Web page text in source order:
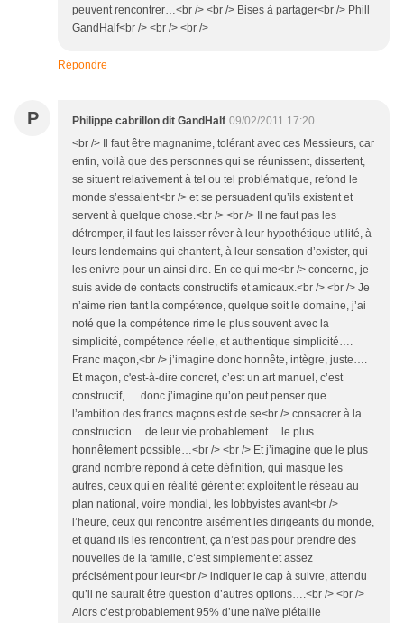
peuvent rencontrer…<br /> <br /> Bises à partager<br /> Phill
GandHalf<br /> <br /> <br />
Répondre
P Philippe cabrillon dit GandHalf 09/02/2011 17:20
<br /> Il faut être magnanime, tolérant avec ces Messieurs, car
enfin, voilà que des personnes qui se réunissent, dissertent,
se situent relativement à tel ou tel problématique, refond le
monde s’essaient<br /> et se persuadent qu’ils existent et
servent à quelque chose.<br /> <br /> Il ne faut pas les
détromper, il faut les laisser rêver à leur hypothétique utilité, à
leurs lendemains qui chantent, à leur sensation d’exister, qui
les enivre pour un ainsi dire. En ce qui me<br /> concerne, je
suis avide de contacts constructifs et amicaux.<br /> <br /> Je
n’aime rien tant la compétence, quelque soit le domaine, j’ai
noté que la compétence rime le plus souvent avec la
simplicité, compétence réelle, et authentique simplicité….
Franc maçon,<br /> j’imagine donc honnête, intègre, juste….
Et maçon, c'est-à-dire concret, c’est un art manuel, c’est
constructif, … donc j’imagine qu’on peut penser que
l’ambition des francs maçons est de se<br /> consacrer à la
construction… de leur vie probablement… le plus
honnêtement possible…<br /> <br /> Et j’imagine que le plus
grand nombre répond à cette définition, qui masque les
autres, ceux qui en réalité gèrent et exploitent le réseau au
plan national, voire mondial, les lobbyistes avant<br />
l’heure, ceux qui rencontre aisément les dirigeants du monde,
et quand ils les rencontrent, ça n’est pas pour prendre des
nouvelles de la famille, c’est simplement et assez
précisément pour leur<br /> indiquer le cap à suivre, attendu
qu’il ne saurait être question d’autres options….<br /> <br />
Alors c’est probablement 95% d’une naïve piétaille